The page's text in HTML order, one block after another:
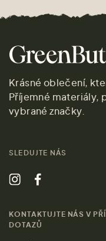
Krásné oblečení,
Příjemné materiály,
vybrané značky.
SLEDUJTE NÁS
KONTAKTUJTE NÁS V
DOTAZŮ